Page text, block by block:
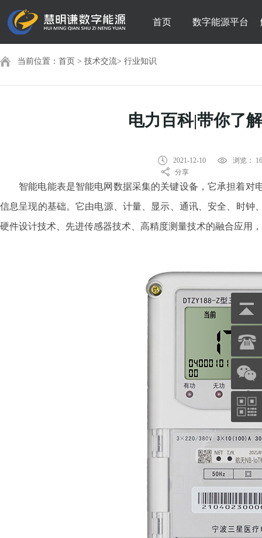
首页 数字能源平台
当前位置： 首页 > 技术交流> 行业知识
电力百科|带你了
2021-12-10
浏览：
分享
智能电能表是智能电网数据采集的关键设备，它承担着对
信息呈现的基础。它由电源、计量、显示、通讯、安全、时
硬件设计技术、先进传感器技术、高精度测量技术的融合应用